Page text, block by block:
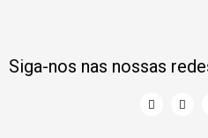
Siga-nos nas nossas